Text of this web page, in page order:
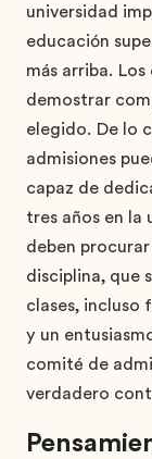
universidad
educación
más arriba.
demostrar
elegido. De lo
admisiones
capaz de
tres años en la
deben
disciplina, que
clases, incluso
y un
comité de
verdadero